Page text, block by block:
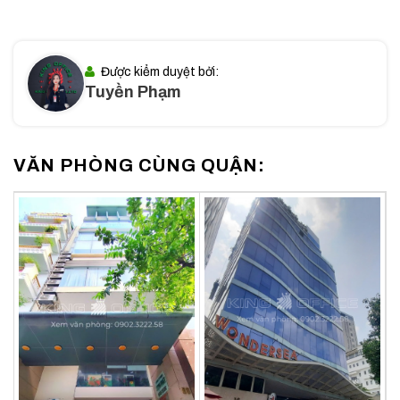
Premier Office được xây dựng với tiêu chí tối ưu hóa không
gian làm việc và tạo ra môi trường hiện đại, thân thiện cho
doanh nghiệp. Dưới đây là các điểm nổi bật về quy mô và
Diện tích văn phòng linh hoạt: Từ 15m² đến 22m², phù hợp
với nhu cầu của các doanh nghiệp từ nhỏ đến vừa.
Số chỗ ngồi: Đa dạng từ 2 đến 15 chỗ, giúp đáp ứng nhu
cầu sử dụng của nhiều loại hình doanh nghiệp.
Thiết kế hiện đại: Tận dụng tối đa ánh sáng tự nhiên nhờ
hệ thống cửa sổ kính lớn, kết hợp với hệ thống chiếu sáng
tiết kiệm năng lượng.
Nội thất cao cấp: Trang bị bàn ghế văn phòng, tủ hồ sơ
và các thiết bị hỗ trợ làm việc được lựa chọn kỹ càng.
Mặt ngoài sử dụng kính cường lực cao cấp: Tối ưu ánh
sáng tự nhiên và mang lại tầm nhìn thoáng đãng ra toàn
cảnh khu vực, đặc biệt là sân bay Tân Sơn Nhất.
Được kiểm duyệt bởi:
Tuyền Phạm
VĂN PHÒNG CÙNG QUẬN: